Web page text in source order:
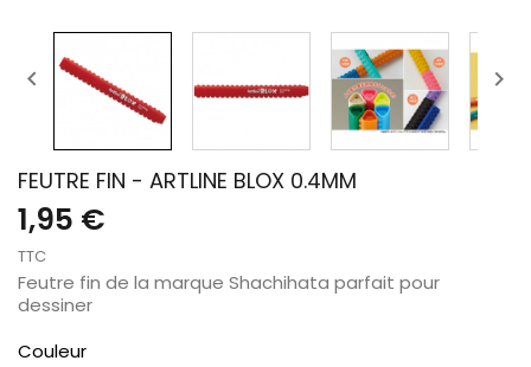
 
FEUTRE FIN - ARTLINE BLOX 0.4MM
1,95 €
TTC
Feutre fin de la marque Shachihata parfait pour
dessiner
Couleur